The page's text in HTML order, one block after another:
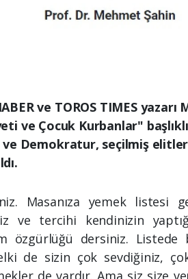
ve TOROS TIMES
ve Çocuk Kurbanlar"
ve Demokratur, seçilmiş
Masanıza yemek listesi
ve tercihi kendinizin
özgürlüğü dersiniz. Listede
de sizin çok sevdiğiniz,